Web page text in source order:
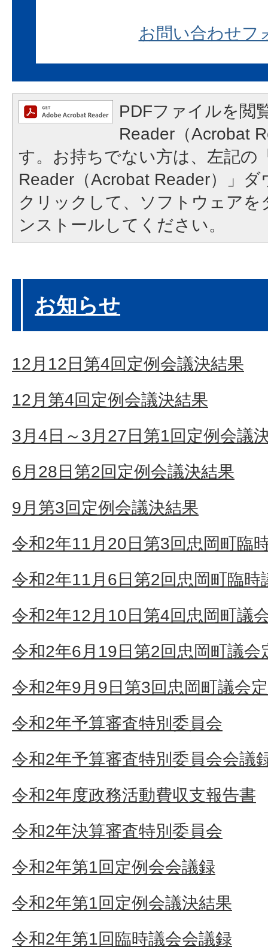
お問い合わせフ
PDFファイルを閲
Reader（Acrobat
す。お持ちでない方は、左記の
Reader（Acrobat Reader）」
クリックして、ソフトウェア
ンストールしてください。
お知らせ
12月12日第4回定例会議決結果
12月第4回定例会議決結果
3月4日～3月27日第1回定例会議
6月28日第2回定例会議決結果
9月第3回定例会議決結果
令和2年11月20日第3回忠岡町臨
令和2年11月6日第2回忠岡町臨時
令和2年12月10日第4回忠岡町議
令和2年6月19日第2回忠岡町議会
令和2年9月9日第3回忠岡町議会
令和2年予算審査特別委員会
令和2年予算審査特別委員会会議
令和2年度政務活動費収支報告書
令和2年決算審査特別委員会
令和2年第1回定例会会議録
令和2年第1回定例会議決結果
令和2年第1回臨時議会会議録